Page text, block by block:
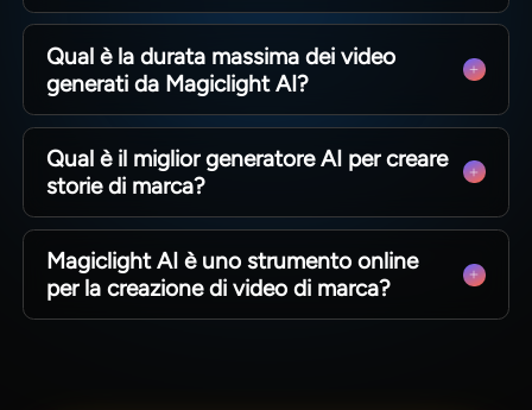
successivamente nella pagina storyboard.
Assolutamente sì: realizza video da pochi
secondi fino a 50 minuti di durata, in base alla
lunghezza della tua sceneggiatura.
Qual è la durata massima dei video
generati da Magiclight AI?
Inserendo dettagli completi nella sceneggiatura
puoi creare video fino a 50 minuti di durata
massima.
Qual è il miglior generatore AI per creare
storie di marca?
Grazie alla completezza e flessibilità delle
funzionalità, Magiclight AI è lo strumento più
diffuso e apprezzato da utenti di tutto il mondo.
Magiclight AI è uno strumento online
per la creazione di video di marca?